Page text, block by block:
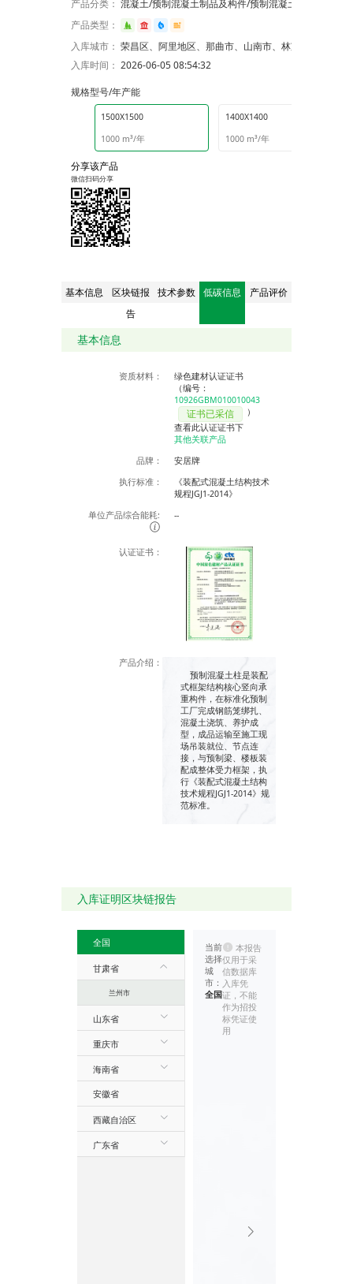
产品分类： 混凝土/预制混凝土制品及构件/预制混凝土柱
产品类型：
入库城市： 荣昌区、阿里地区、那曲市、山南市、林芝市、昌都市、日喀则市、拉萨市、兰州市、儋州市、三沙市、海口市、滨州市、临沂市、安徽省、菏泽市、德州市、全国、佛山市
入库时间： 2026-06-05 08:54:32
规格型号/年产能
1500X1500
1000 m³/年
1400X1400
1000 m³/年
分享该产品
微信扫码分享
基本信息
区块链报
告
技术参数 低碳信息 产品评价
基本信息
资质材料：
绿色建材认证证书
（编号：
10926GBM010010043
证书已采信
）
查看此认证证书下
其他关联产品
品牌：
安居牌
执行标准：
《装配式混凝土结构技术
规程JGJ1-2014》
单位产品综合能耗:
--
认证证书：
产品介绍：
预制混凝土柱是装配
式框架结构核心竖向承
重构件，在标准化预制
工厂完成钢筋笼绑扎、
混凝土浇筑、养护成
型，成品运输至施工现
场吊装就位、节点连
接，与预制梁、楼板装
配成整体受力框架，执
行《装配式混凝土结构
技术规程JGJ1-2014》规
范标准。
入库证明区块链报告
全国
甘肃省
兰州市
山东省
重庆市
海南省
安徽省
西藏自治区
广东省
当前
选择
城
市：
全国
本报告
仅用于采
信数据库
入库凭
证，不能
作为招投
标凭证使
用